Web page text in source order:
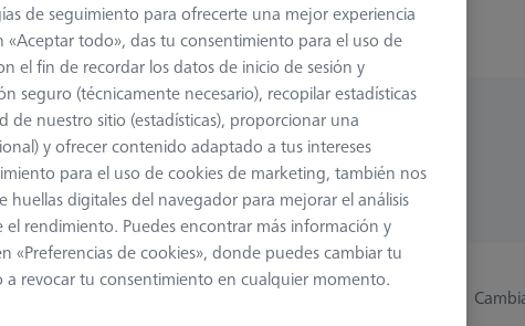
Clasificar resultados
Disponibilidad
de seguimiento para ofrecerte una mejor experiencia
«Aceptar todo», das tu consentimiento para el uso de
el fin de recordar los datos de inicio de sesión y
seguro (técnicamente necesario), recopilar estadísticas
nuestro sitio (estadísticas), proporcionar una
y ofrecer contenido adaptado a tus intereses
para el uso de cookies de marketing, también nos
huellas digitales del navegador para mejorar el análisis
rendimiento. Puedes encontrar más información y
«Preferencias de cookies», donde puedes cambiar tu
a revocar tu consentimiento en cualquier momento.